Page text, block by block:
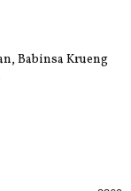
Babinsa Krueng